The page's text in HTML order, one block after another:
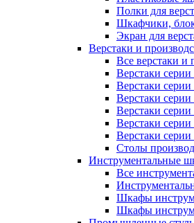
Полки для
Шкафчики,
Экран для
Верстаки и
Все верстаки и
Верстаки
Верстаки
Верстаки
Верстаки
Верстаки
Верстаки
Столы
Инструментальные
Все
Шкафы
Шкафы